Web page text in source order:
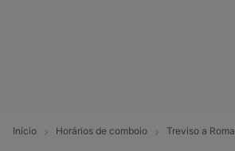
Início Horários de comboio Treviso a Roma